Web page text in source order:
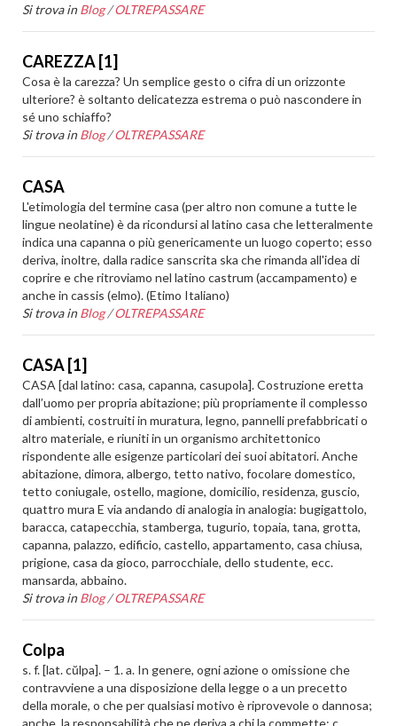
Si trova in Blog /OLTREPASSARE
CAREZZA [1]
Cosa è la carezza? Un semplice gesto o cifra di un orizzonte
ulteriore? è soltanto delicatezza estrema o può nascondere in
sé uno schiaffo?
Si trova in Blog /OLTREPASSARE
CASA
L'etimologia del termine casa (per altro non comune a tutte le
lingue neolatine) è da ricondursi al latino casa che letteralmente
indica una capanna o più genericamente un luogo coperto; esso
deriva, inoltre, dalla radice sanscrita ska che rimanda all'idea di
coprire e che ritroviamo nel latino castrum (accampamento) e
anche in cassis (elmo). (Etimo Italiano)
Si trova in Blog /OLTREPASSARE
CASA [1]
CASA [dal latino: casa, capanna, casupola]. Costruzione eretta
dall’uomo per propria abitazione; più propriamente il complesso
di ambienti, costruiti in muratura, legno, pannelli prefabbricati o
altro materiale, e riuniti in un organismo architettonico
rispondente alle esigenze particolari dei suoi abitatori. Anche
abitazione, dimora, albergo, tetto nativo, focolare domestico,
tetto coniugale, ostello, magione, domicilio, residenza, guscio,
quattro mura E via andando di analogia in analogia: bugigattolo,
baracca, catapecchia, stamberga, tugurio, topaia, tana, grotta,
capanna, palazzo, edificio, castello, appartamento, casa chiusa,
prigione, casa da gioco, parrocchiale, dello studente, ecc.
mansarda, abbaino.
Si trova in Blog /OLTREPASSARE
Colpa
s. f. [lat. cŭlpa]. – 1. a. In genere, ogni azione o omissione che
contravviene a una disposizione della legge o a un precetto
della morale, o che per qualsiasi motivo è riprovevole o dannosa;
anche, la responsabilità che ne deriva a chi la commette: c.